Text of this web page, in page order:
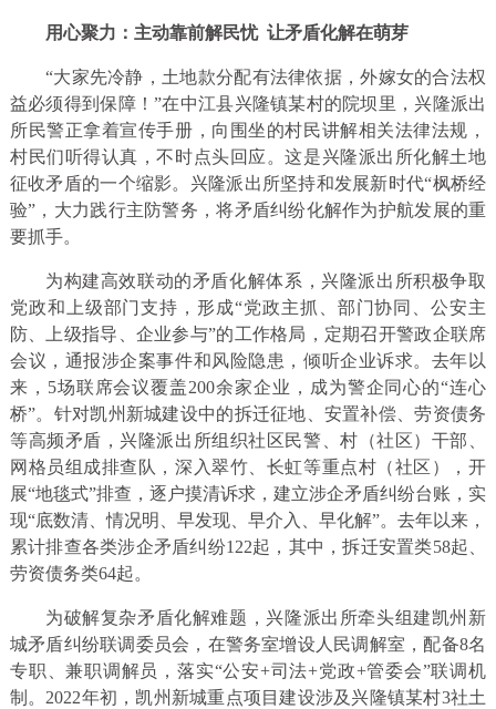
用心聚力： 主动靠前解民忧 让矛盾化解在萌芽
“大家先冷静，土地款分配有法律依据，外嫁女的合法权
益必须得到保障！”在中江县兴隆镇某村的院坝里，兴隆派出
所民警正拿着宣传手册，向围坐的村民讲解相关法律法规，
村民们听得认真，不时点头回应。这是兴隆派出所化解土地
征收矛盾的一个缩影。兴隆派出所坚持和发展新时代“枫桥经
验”，大力践行主防警务，将矛盾纠纷化解作为护航发展的重
要抓手。
为构建高效联动的矛盾化解体系，兴隆派出所积极争取
党政和上级部门支持，形成“党政主抓、部门协同、公安主
防、上级指导、企业参与”的工作格局，定期召开警政企联席
会议，通报涉企案事件和风险隐患，倾听企业诉求。去年以
来，5场联席会议覆盖200余家企业，成为警企同心的“连心
桥”。针对凯州新城建设中的拆迁征地、安置补偿、劳资债务
等高频矛盾，兴隆派出所组织社区民警、村（社区）干部、
网格员组成排查队，深入翠竹、长虹等重点村（社区），开
展“地毯式”排查，逐户摸清诉求，建立涉企矛盾纠纷台账，实
现“底数清、情况明、早发现、早介入、早化解”。去年以来，
累计排查各类涉企矛盾纠纷122起，其中，拆迁安置类58起、
劳资债务类64起。
为破解复杂矛盾化解难题，兴隆派出所牵头组建凯州新
城矛盾纠纷联调委员会，在警务室增设人民调解室，配备8名
专职、兼职调解员，落实“公安+司法+党政+管委会”联调机
制。2022年初，凯州新城重点项目建设涉及兴隆镇某村3社土